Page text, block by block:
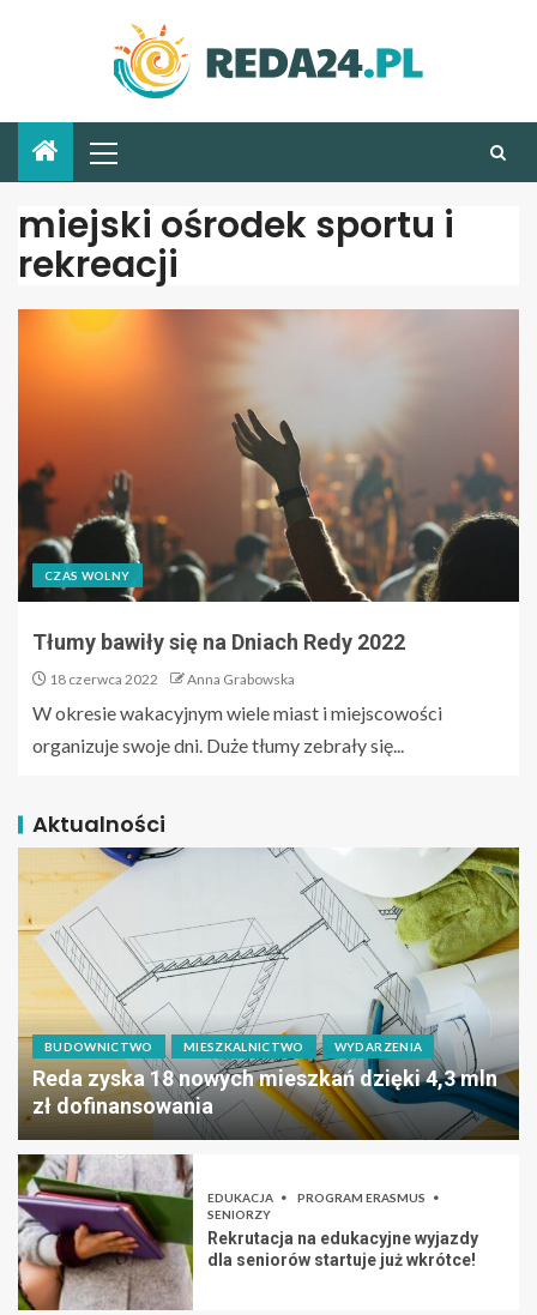
miejski ośrodek sportu i
rekreacji
CZAS WOLNY
Tłumy bawiły się na Dniach Redy 2022
18 czerwca 2022 Anna Grabowska
W okresie wakacyjnym wiele miast i miejscowości
organizuje swoje dni. Duże tłumy zebrały się...
Aktualności
BUDOWNICTWO MIESZKALNICTWO WYDARZENIA
Reda zyska 18 nowych mieszkań dzięki 4,3 mln
zł dofinansowania
EDUKACJA
PROGRAM ERASMUS
SENIORZY
Rekrutacja na edukacyjne wyjazdy
dla seniorów startuje już wkrótce!